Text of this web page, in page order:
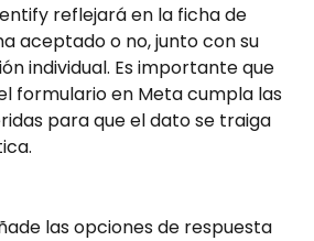
reflejará en la ficha de
aceptado o no, junto con su
individual. Es importante que
formulario en Meta cumpla las
para que el dato se traiga
las opciones de respuesta